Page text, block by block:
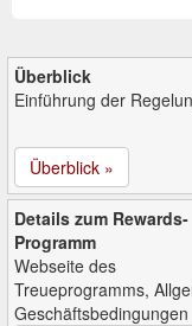
Überblick
Einführung der
Überblick »
Details zum Rewards-
Programm
Webseite des
Treueprogramms,
Geschäftsbedingungen